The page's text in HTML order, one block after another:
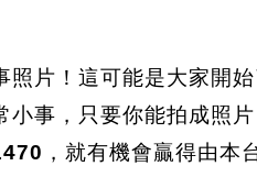
片！這可能是大家開
事，只要你能拍成照
，就有機會贏得由本